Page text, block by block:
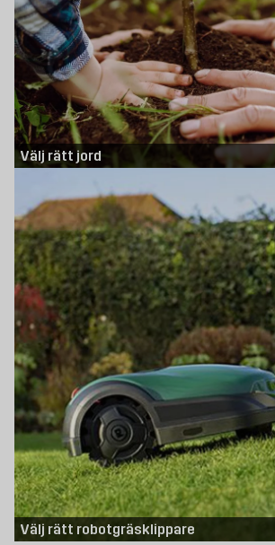
Välj rätt jord
Välj rätt robotgräsklippare